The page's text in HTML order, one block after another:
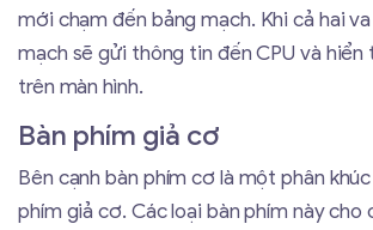
mới chạm đến bảng mạch. Khi cả hai
mạch sẽ gửi thông tin đến CPU và hiển
trên màn hình.
Bàn phím giả cơ
Bên cạnh bàn phím cơ là một phân
phím giả cơ. Các loại bàn phím này cho